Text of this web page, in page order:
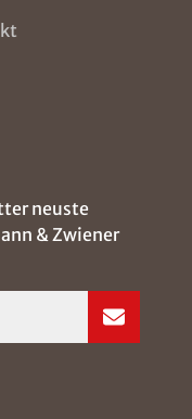
neuste
& Zwiener